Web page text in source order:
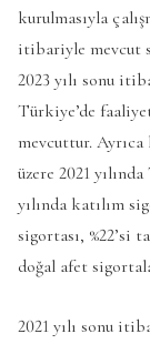
kurulmasıyla
itibariyle mevcut
2023 yılı sonu
Türkiye’de
mevcuttur.
üzere 2021
yılında katılım
sigortası, %22’si
doğal afet
2021 yılı sonu